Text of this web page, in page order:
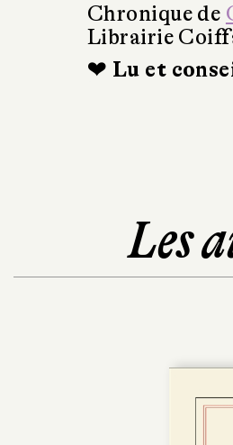
Chronique de
Librairie
❤ Lu et
Les